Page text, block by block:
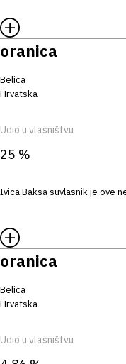
oranica
Belica
Hrvatska
Udio u vlasništvu
25 %
Ivica Baksa suvlasnik je ove
oranica
Belica
Hrvatska
Udio u vlasništvu